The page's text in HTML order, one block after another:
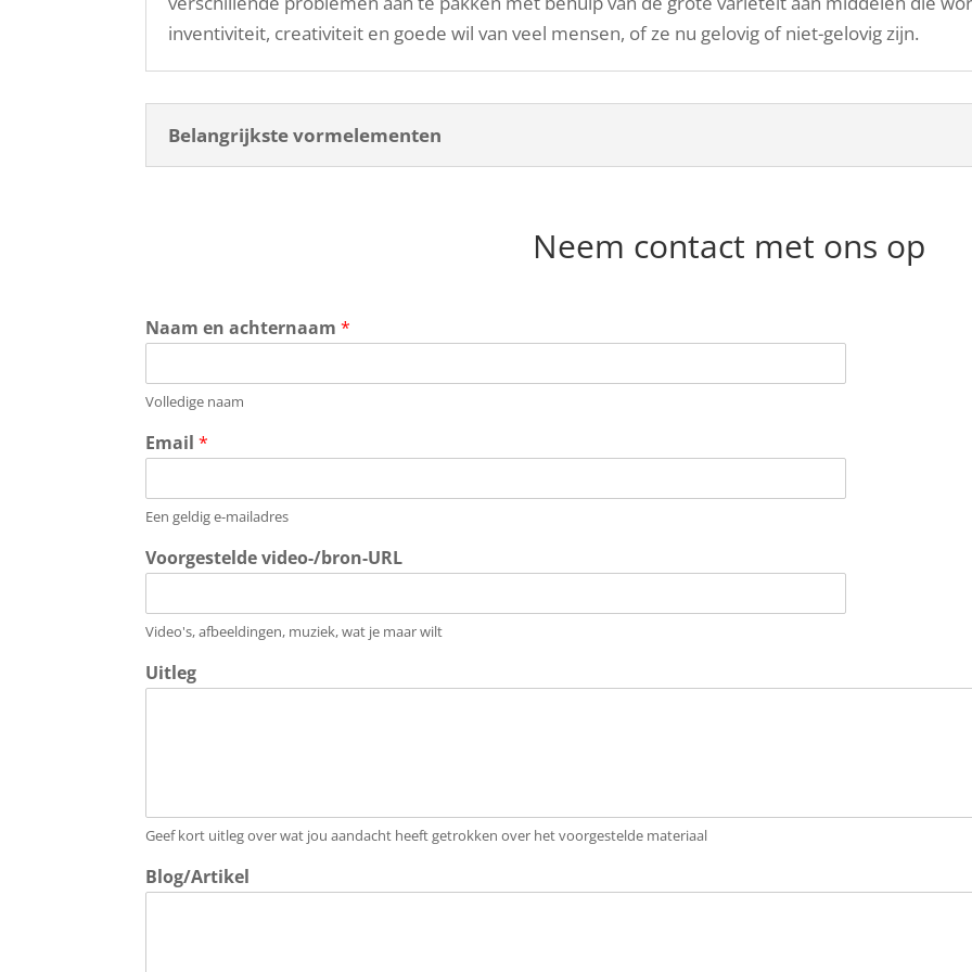
inventiviteit, creativiteit en goede wil van veel mensen, of ze nu gelovig of niet-gelovig zijn.
Belangrijkste vormelementen
Neem contact met ons op
Naam en achternaam*
Volledige naam
Email*
Een geldig e-mailadres
Voorgestelde video-/bron-URL
Video's, afbeeldingen, muziek, wat je maar wilt
Uitleg
Geef kort uitleg over wat jou aandacht heeft getrokken over het voorgestelde materiaal
Blog/Artikel